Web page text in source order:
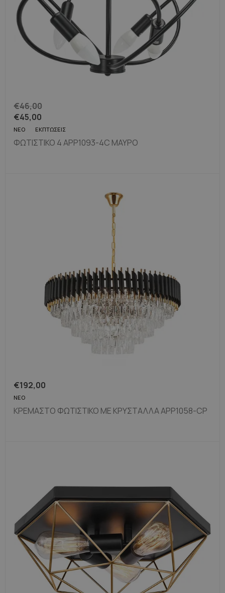
€46,00
€45,00
ΝΈΟ ΕΚΠΤΏΣΕΙΣ
ΦΩΤΙΣΤΙΚΌ 4 APP1093-4C ΜΑΎΡΟ
€192,00
ΝΈΟ
ΚΡΕΜΑΣΤΌ ΦΩΤΙΣΤΙΚΌ ΜΕ ΚΡΎΣΤΑΛΛΑ APP1058-CP